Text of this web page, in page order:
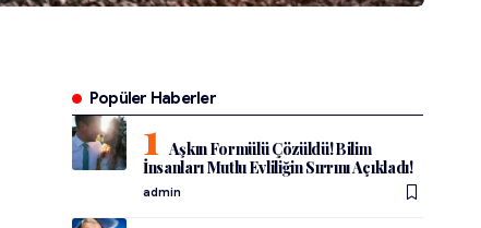
Popüler Haberler
Aşkın Formülü Çözüldü! Bilim
İnsanları Mutlu Evliliğin Sırrını Açıkladı!
admin